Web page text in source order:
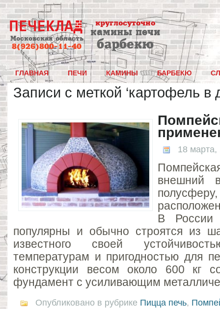
Московская область
8(926)800-11-40
круглосуточно
камины печи
барбекю
ГЛАВНАЯ ПЕЧИ КАМИНЫ БАРБЕКЮ
Записи с меткой ‘картофель в
18
внешний
В России
популярны и обычно строятся из
известного своей
температурам и пригодностью для
конструкции весом около 600 кг
фундамент с усиливающим
Опубликовано в рубрике Пицца печь,